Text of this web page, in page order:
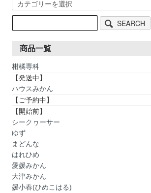
SEARCH
商品一覧
柑橘専科
【発送中】
ハウスみかん
【ご予約中】
【開始前】
シークヮーサー
ゆず
まどんな
はれひめ
愛媛みかん
大津みかん
媛小春(ひめこはる)